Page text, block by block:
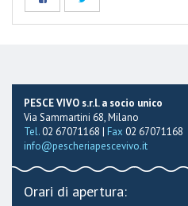
PESCE VIVO s.r.l. a socio unico
Via Sammartini 68, Milano
Tel.02 67071168 | Fax 02 67071168
info@pescheriapescevivo.it
Orari di apertura: